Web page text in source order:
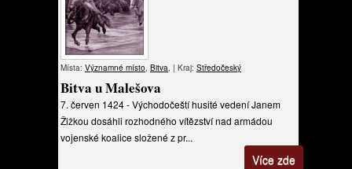
Místa: Významné místo, Bitva, | Kraj: Středočeský
Bitva u Malešova
7. červen 1424 - Východočeští husité vedení Janem
Žižkou dosáhli rozhodného vítězství nad armádou
vojenské koalice složené z pr...
Více zde